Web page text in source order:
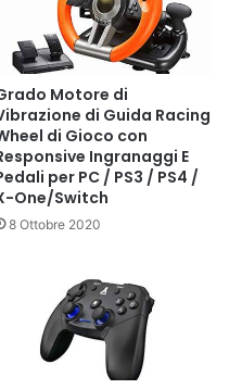
Motore di
di Guida Racing
di Gioco con
Ingranaggi E
per PC / PS3 / PS4 /
One/Switch
8 Ottobre 2020